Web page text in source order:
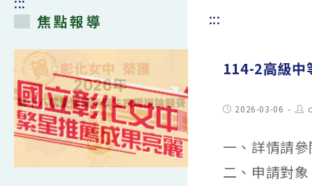
:::
114-2高級中
Post2026-03-06
一、詳情請
二、申請對
焦點報導